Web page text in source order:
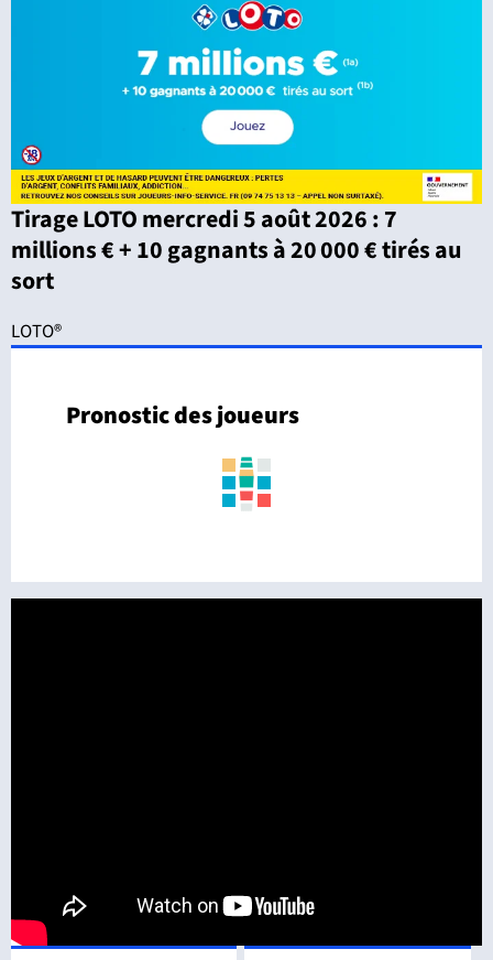
Tirage LOTO mercredi 5 août 2026 : 7
millions € + 10 gagnants à 20 000 € tirés au
sort
LOTO®
Pronostic des joueurs